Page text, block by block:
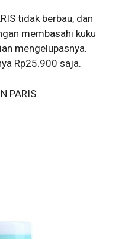
tidak berbau, dan
membasahi kuku
mengelupasnya.
Rp25.900 saja.
PARIS: